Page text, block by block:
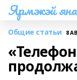
Ярмэкэй
Общие статьи 8